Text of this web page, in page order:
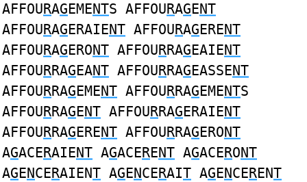
AFFOURAGEMENTS AFFOURAGENT
AFFOURAGERAIENT AFFOURAGERENT
AFFOURAGERONT AFFOURRAGEAIENT
AFFOURRAGEANT AFFOURRAGEASSENT
AFFOURRAGEMENT AFFOURRAGEMENTS
AFFOURRAGENT AFFOURRAGERAIENT
AFFOURRAGERENT AFFOURRAGERONT
AGACERAIENT AGACERENT AGACERONT
AGENCERAIENT AGENCERAIT AGENCERENT